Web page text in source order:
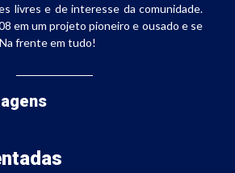
livres e de interesse da comunidade.
em um projeto pioneiro e ousado e se
frente em tudo!